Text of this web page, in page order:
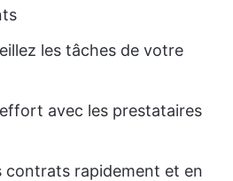
les tâches de votre
avec les prestataires
contrats rapidement et en